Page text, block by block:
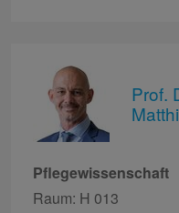
Prof.
Pflegewissenschaft
Raum: H 013